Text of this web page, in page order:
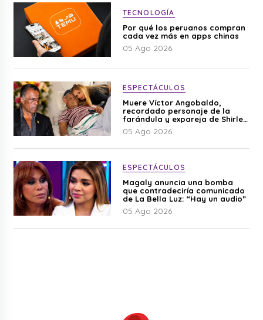
TECNOLOGÍA
Por qué los peruanos compran
cada vez más en apps chinas
05 Ago 2026
ESPECTÁCULOS
Muere Víctor Angobaldo,
recordado personaje de la
farándula y expareja de Shirley
Cherres
05 Ago 2026
ESPECTÁCULOS
Magaly anuncia una bomba
que contradeciría comunicado
de La Bella Luz: “Hay un audio”
05 Ago 2026